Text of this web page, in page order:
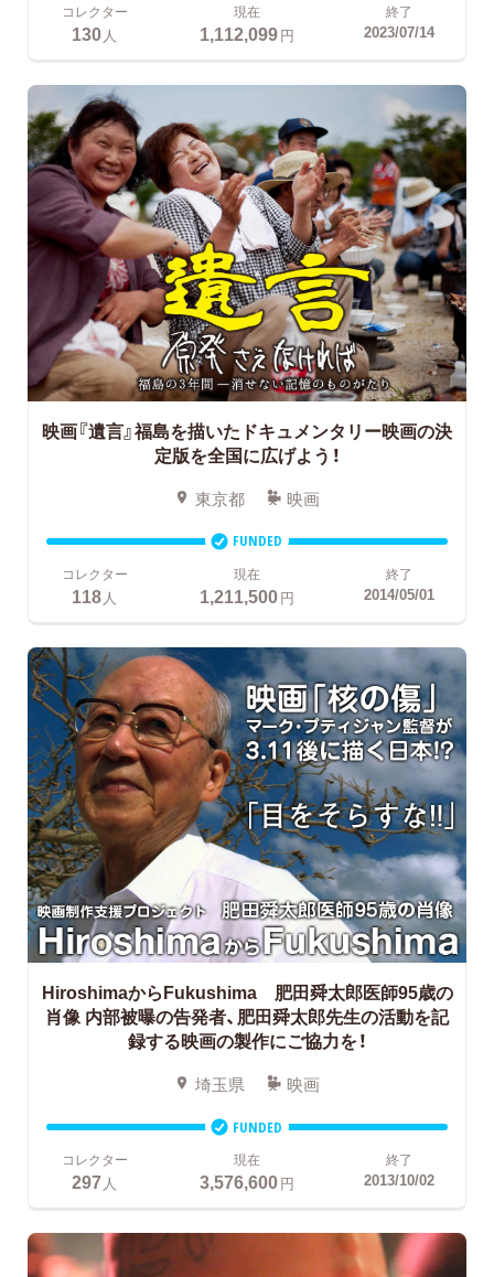
コレクター
130人
現在
1,112,099円
終了
2023/07/14
映画『遺言』福島を描いたドキュメンタリー映画の決
定版を全国に広げよう！
東京都 映画
FUNDED
コレクター
118 人
現在
1,211,500円
終了
2014/05/01
HiroshimaからFukushima 肥田舜太郎医師95歳の
肖像内部被曝の告発者、肥田舜太郎先生の活動を記
録する映画の製作にご協力を！
埼玉県 映画
FUNDED
コレクター
297人
現在
3,576,600円
終了
2013/10/02